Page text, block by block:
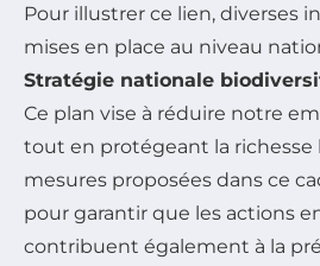
Pour illustrer ce lien, diverses
mises en place au niveau
Stratégie nationale
Ce plan vise à réduire notre
tout en protégeant la richesse
mesures proposées dans ce
pour garantir que les actions
contribuent également à la